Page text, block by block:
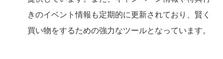
きのイベント情報も定期的に更新されており、賢く
買い物をするための強力なツールとなっています。